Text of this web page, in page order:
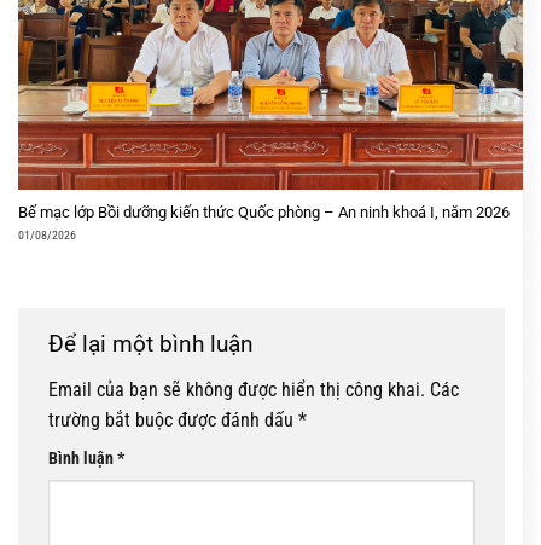
Bế mạc lớp Bồi dưỡng kiến thức Quốc phòng – An ninh khoá I, năm 2026
01/08/2026
Để lại một bình luận
Email của bạn sẽ không được hiển thị công khai. Các
trường bắt buộc được đánh dấu *
Bình luận*